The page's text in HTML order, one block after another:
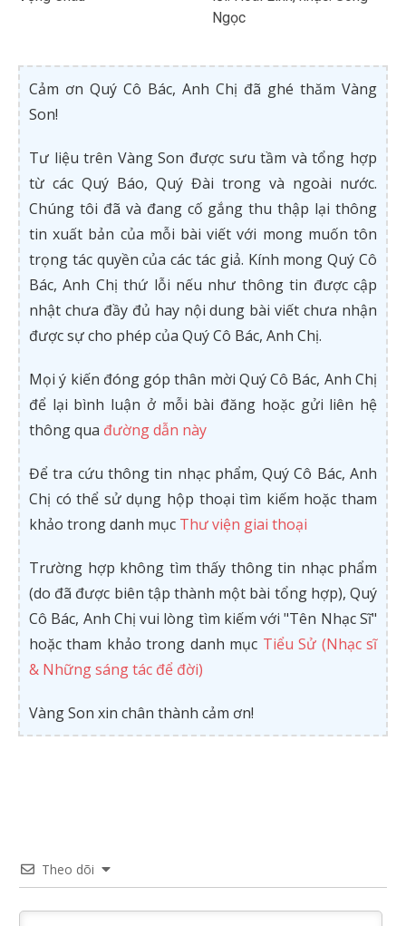
Ngọc
Cảm ơn Quý Cô Bác, Anh Chị đã ghé thăm Vàng
Son!
Tư liệu trên Vàng Son được sưu tầm và tổng hợp
từ các Quý Báo, Quý Đài trong và ngoài nước.
Chúng tôi đã và đang cố gắng thu thập lại thông
tin xuất bản của mỗi bài viết với mong muốn tôn
trọng tác quyền của các tác giả. Kính mong Quý Cô
Bác, Anh Chị thứ lỗi nếu như thông tin được cập
nhật chưa đầy đủ hay nội dung bài viết chưa nhận
được sự cho phép của Quý Cô Bác, Anh Chị.
Mọi ý kiến đóng góp thân mời Quý Cô Bác, Anh Chị
để lại bình luận ở mỗi bài đăng hoặc gửi liên hệ
thông qua đường dẫn này
Để tra cứu thông tin nhạc phẩm, Quý Cô Bác, Anh
Chị có thể sử dụng hộp thoại tìm kiếm hoặc tham
khảo trong danh mục Thư viện giai thoại
Trường hợp không tìm thấy thông tin nhạc phẩm
(do đã được biên tập thành một bài tổng hợp), Quý
Cô Bác, Anh Chị vui lòng tìm kiếm với "Tên Nhạc Sĩ"
hoặc tham khảo trong danh mục Tiểu Sử (Nhạc sĩ
& Những sáng tác để đời)
Vàng Son xin chân thành cảm ơn!
Theo dõi